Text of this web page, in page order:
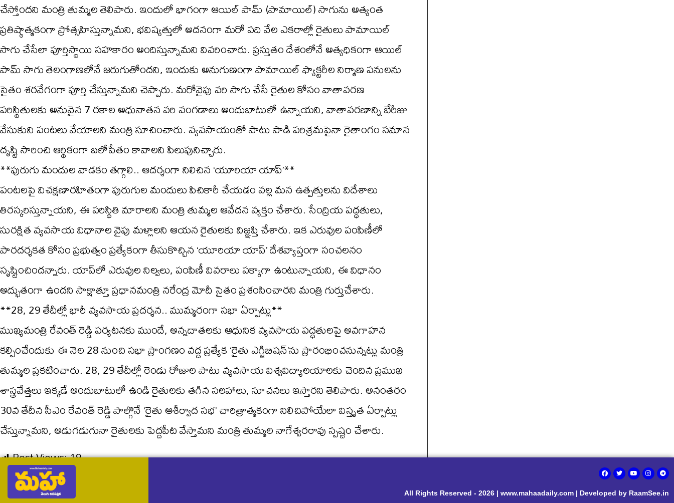
చేస్తోందని మంత్రి తుమ్మల తెలిపారు. ఇందులో భాగంగా ఆయిల్ పామ్ (పామాయిల్) సాగును అత్యంత
ప్రతిష్ఠాత్మకంగా ప్రోత్సహిస్తున్నామని, భవిష్యత్తులో అదనంగా మరో పది వేల ఎకరాల్లో రైతులు పామాయిల్
సాగు చేసేలా పూర్తిస్థాయి సహకారం అందిస్తున్నామని వివరించారు. ప్రస్తుతం దేశంలోనే అత్యధికంగా ఆయిల్
పామ్ సాగు తెలంగాణలోనే జరుగుతోందని, ఇందుకు అనుగుణంగా పామాయిల్ ఫ్యాక్టరీల నిర్మాణ పనులను
సైతం శరవేగంగా పూర్తి చేస్తున్నామని చెప్పారు. మరోవైపు వరి సాగు చేసే రైతుల కోసం వాతావరణ
పరిస్థితులకు అనువైన 7 రకాల అధునాతన వరి వంగడాలు అందుబాటులో ఉన్నాయని, వాతావరణాన్ని బేరీజు
వేసుకుని పంటలు వేయాలని మంత్రి సూచించారు. వ్యవసాయంతో పాటు పాడి పరిశ్రమపైనా రైతాంగం సమాన
దృష్టి సారించి ఆర్థికంగా బలోపేతం కావాలని పిలుపునిచ్చారు.
**పురుగు మందుల వాడకం తగ్గాలి.. ఆదర్శంగా నిలిచిన ‘యూరియా యాప్’**
పంటలపై విచక్షణారహితంగా పురుగుల మందులు పిచికారీ చేయడం వల్ల మన ఉత్పత్తులను విదేశాలు
తిరస్కరిస్తున్నాయని, ఈ పరిస్థితి మారాలని మంత్రి తుమ్మల ఆవేదన వ్యక్తం చేశారు. సేంద్రియ పద్ధతులు,
సురక్షిత వ్యవసాయ విధానాల వైపు మళ్లాలని ఆయన రైతులకు విజ్ఞప్తి చేశారు. ఇక ఎరువుల పంపిణీలో
పారదర్శకత కోసం ప్రభుత్వం ప్రత్యేకంగా తీసుకొచ్చిన ‘యూరియా యాప్’ దేశవ్యాప్తంగా సంచలనం
సృష్టించిందన్నారు. యాప్‌లో ఎరువుల నిల్వలు, పంపిణీ వివరాలు పక్కాగా ఉంటున్నాయని, ఈ విధానం
అద్భుతంగా ఉందని సాక్షాత్తూ ప్రధానమంత్రి నరేంద్ర మోదీ సైతం ప్రశంసించారని మంత్రి గుర్తుచేశారు.
**28, 29 తేదీల్లో భారీ వ్యవసాయ ప్రదర్శన.. ముమ్మరంగా సభా ఏర్పాట్లు**
ముఖ్యమంత్రి రేవంత్ రెడ్డి పర్యటనకు ముందే, అన్నదాతలకు ఆధునిక వ్యవసాయ పద్ధతులపై అవగాహన
కల్పించేందుకు ఈ నెల 28 నుంచి సభా ప్రాంగణం వద్ద ప్రత్యేక ‘రైతు ఎగ్జిబిషన్’ను ప్రారంభించనున్నట్లు మంత్రి
తుమ్మల ప్రకటించారు. 28, 29 తేదీల్లో రెండు రోజుల పాటు వ్యవసాయ విశ్వవిద్యాలయాలకు చెందిన ప్రముఖ
శాస్త్రవేత్తలు ఇక్కడే అందుబాటులో ఉండి రైతులకు తగిన సలహాలు, సూచనలు ఇస్తారని తెలిపారు. అనంతరం
30వ తేదీన సీఎం రేవంత్‌ రెడ్డి పాల్గొనే ‘రైతు ఆశీర్వాద సభ’ చారిత్రాత్మకంగా నిలిచిపోయేలా విస్తృత ఏర్పాట్లు
చేస్తున్నామని, అడుగడుగునా రైతులకు పెద్దపీట వేస్తామని మంత్రి తుమ్మల నాగేశ్వరరావు స్పష్టం చేశారు.
Post Views:19
All Rights Reserved - 2026 | www.mahaadaily.com | Developed by RaamSee.in